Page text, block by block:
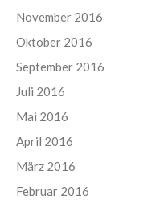
November 2016
Oktober 2016
September 2016
Juli 2016
Mai 2016
April 2016
März 2016
Februar 2016